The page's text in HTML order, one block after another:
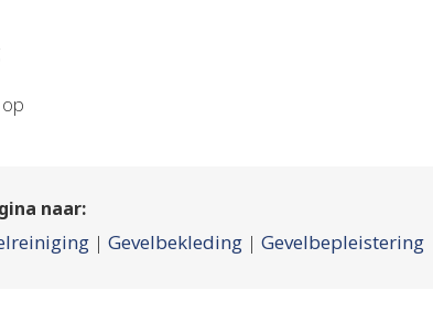
naar:
| Gevelbekleding | Gevelbepleistering